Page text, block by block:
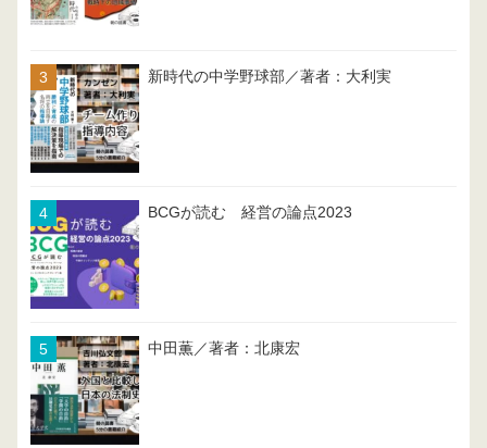
新時代の中学野球部／著者：大利実
BCGが読む 経営の論点2023
中田薫／著者：北康宏